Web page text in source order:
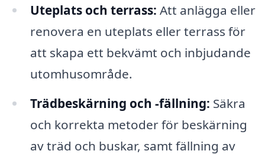
Uteplats och terrass: Att anlägga eller
renovera en uteplats eller terrass för
att skapa ett bekvämt och inbjudande
utomhusområde.
Trädbeskärning och -fällning: Säkra
och korrekta metoder för beskärning
av träd och buskar, samt fällning av